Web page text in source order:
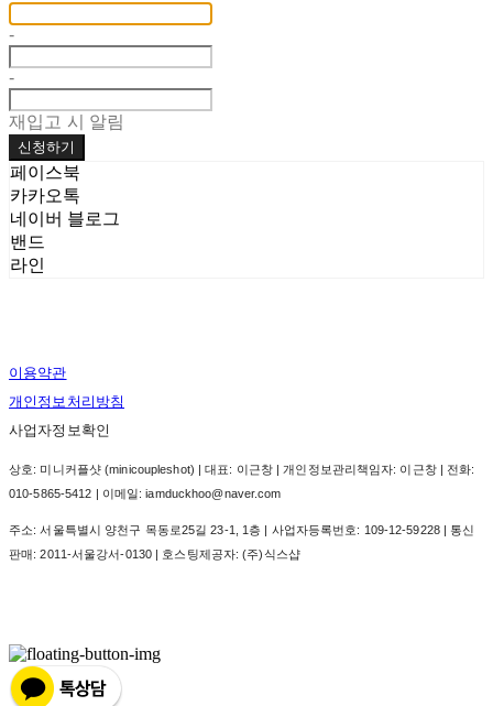
-
-
재입고 시 알림
신청하기
페이스북
카카오톡
네이버 블로그
밴드
라인
이용약관
개인정보처리방침
사업자정보확인
상호: 미니커플샷 (minicoupleshot) | 대표: 이근창 | 개인정보관리책임자: 이근창 | 전화:
010-5865-5412 | 이메일: iamduckhoo@naver.com
주소: 서울특별시 양천구 목동로25길 23-1, 1층 | 사업자등록번호: 109-12-59228| 통신
판매:2011-서울강서-0130 | 호스팅제공자: (주)식스샵